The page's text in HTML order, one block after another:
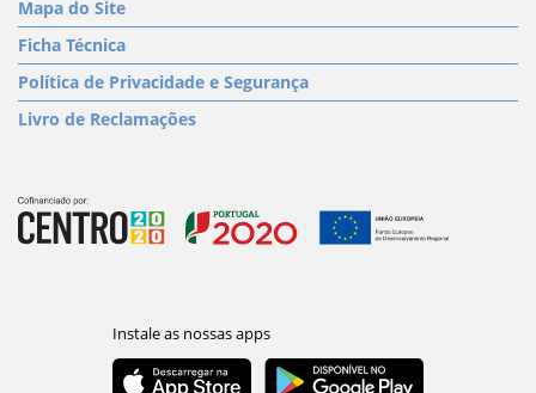
Mapa do Site
Ficha Técnica
Política de Privacidade e Segurança
Livro de Reclamações